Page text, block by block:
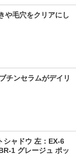
や毛穴をクリアにし
チンセラムがデイリ
シャドウ 左：EX-6
1 グレージュ ポッ